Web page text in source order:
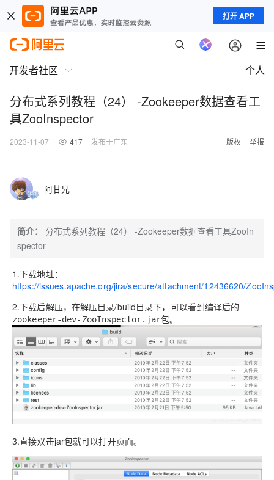
打开 APP
开发者社区 个人
分布式系列教程（24） -Zookeeper数据查看工
具ZooInspector
2023-11-07 417 发布于广东 版权 举报
阿甘兄
简介：
分布式系列教程（24） -Zookeeper数据查看工具ZooIn
spector
1.下载地址：
https://issues.apache.org/jira/secure/attachment/12436620/
2.下载后解压，在解压目录/build目录下，可以看到编译后的
zookeeper-dev-ZooInspector.jar包。
3.直接双击jar包就可以打开页面。